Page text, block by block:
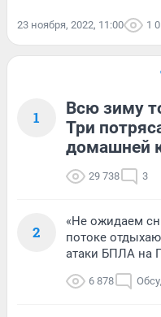
23 ноября, 2022, 11:00 1
1
Всю зиму
Три
домашней
29 738 3
2
«Не ожидаем
потоке
атаки БПЛА на
6 878